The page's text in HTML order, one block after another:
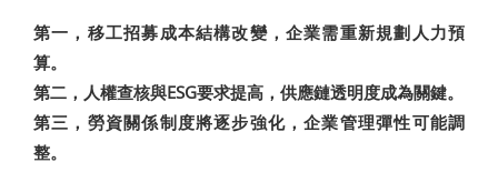
第一，移工招募成本結構改變，企業需重新規劃人力預
算。
第二，人權查核與ESG要求提高，供應鏈透明度成為關鍵。
第三，勞資關係制度將逐步強化，企業管理彈性可能調
整。